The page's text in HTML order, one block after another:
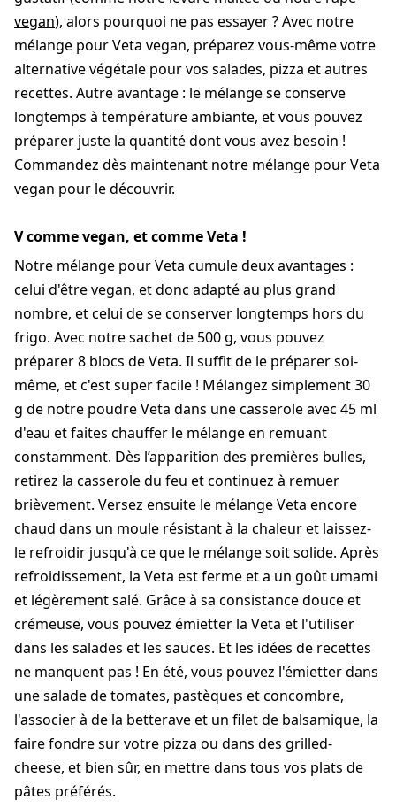
vegan), alors pourquoi ne pas essayer ? Avec notre
mélange pour Veta vegan, préparez vous-même votre
alternative végétale pour vos salades, pizza et autres
recettes. Autre avantage : le mélange se conserve
longtemps à température ambiante, et vous pouvez
préparer juste la quantité dont vous avez besoin !
Commandez dès maintenant notre mélange pour Veta
vegan pour le découvrir.
V comme vegan, et comme Veta !
Notre mélange pour Veta cumule deux avantages :
celui d'être vegan, et donc adapté au plus grand
nombre, et celui de se conserver longtemps hors du
frigo. Avec notre sachet de 500 g, vous pouvez
préparer 8 blocs de Veta. Il suffit de le préparer soi-
même, et c'est super facile ! Mélangez simplement 30
g de notre poudre Veta dans une casserole avec 45 ml
d'eau et faites chauffer le mélange en remuant
constamment. Dès l’apparition des premières bulles,
retirez la casserole du feu et continuez à remuer
brièvement. Versez ensuite le mélange Veta encore
chaud dans un moule résistant à la chaleur et laissez-
le refroidir jusqu'à ce que le mélange soit solide. Après
refroidissement, la Veta est ferme et a un goût umami
et légèrement salé. Grâce à sa consistance douce et
crémeuse, vous pouvez émietter la Veta et l'utiliser
dans les salades et les sauces. Et les idées de recettes
ne manquent pas ! En été, vous pouvez l'émietter dans
une salade de tomates, pastèques et concombre,
l'associer à de la betterave et un filet de balsamique, la
faire fondre sur votre pizza ou dans des grilled-
cheese, et bien sûr, en mettre dans tous vos plats de
pâtes préférés.